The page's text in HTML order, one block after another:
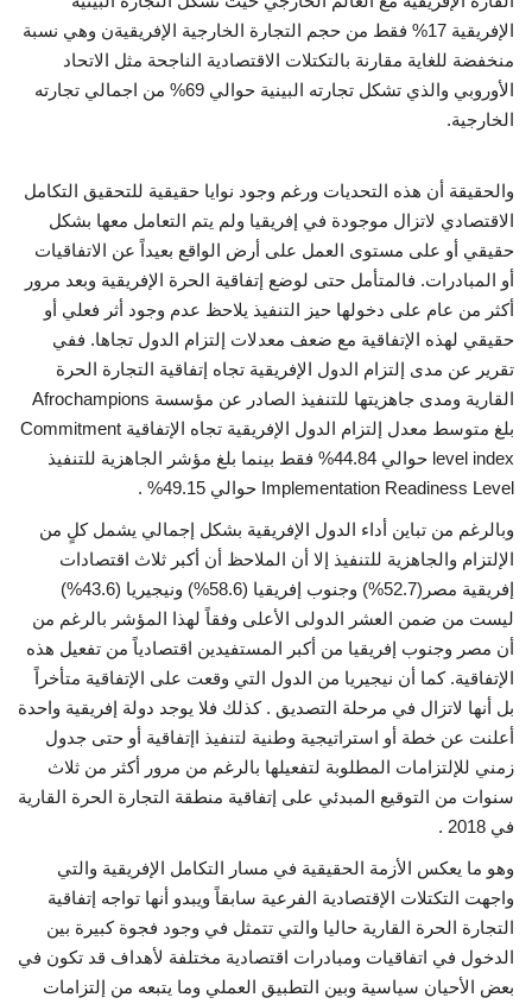
الإفريقية 17% فقط من حجم التجارة الخارجية الإفريقيةن وهي نسبة
منخفضة للغاية مقارنة بالتكتلات الاقتصادية الناجحة مثل الاتحاد
الأوروبي والذي تشكل تجارته البينية حوالي 69% من اجمالي تجارته
الخارجية.
والحقيقة أن هذه التحديات ورغم وجود نوايا حقيقية للتحقيق التكامل
الاقتصادي لاتزال موجودة في إفريقيا ولم يتم التعامل معها بشكل
حقيقي أو على مستوى العمل على أرض الواقع بعيداً عن الاتفاقيات
أو المبادرات. فالمتأمل حتى لوضع إتفاقية الحرة الإفريقية وبعد مرور
أكثر من عام على دخولها حيز التنفيذ يلاحظ عدم وجود أثر فعلي أو
حقيقي لهذه الإتفاقية مع ضعف معدلات إلتزام الدول تجاها. ففي
تقرير عن مدى إلتزام الدول الإفريقية تجاه إتفاقية التجارة الحرة
القارية ومدى جاهزيتها للتنفيذ الصادر عن مؤسسة Afrochampions
بلغ متوسط معدل إلتزام الدول الإفريقية تجاه الإتفاقية Commitment
level index حوالي 44.84% فقط بينما بلغ مؤشر الجاهزية للتنفيذ
Implementation Readiness Level حوالي 49.15% .
وبالرغم من تباين أداء الدول الإفريقية بشكل إجمالي يشمل كلٍ من
الإلتزام والجاهزية للتنفيذ إلا أن الملاحظ أن أكبر ثلاث اقتصادات
إفريقية مصر(52.7%) وجنوب إفريقيا (58.6%) ونيجيريا (43.6%)
ليست من ضمن العشر الدولى الأعلى وفقاً لهذا المؤشر بالرغم من
أن مصر وجنوب إفريقيا من أكبر المستفيدين اقتصادياً من تفعيل هذه
الإتفاقية. كما أن نيجيريا من الدول التي وقعت على الإتفاقية متأخراً
بل أنها لاتزال في مرحلة التصديق . كذلك فلا يوجد دولة إفريقية واحدة
أعلنت عن خطة أو استراتيجية وطنية لتنفيذ اإتفاقية أو حتى جدول
زمني للإلتزامات المطلوبة لتفعيلها بالرغم من مرور أكثر من ثلاث
سنوات من التوقيع المبدئي على إتفاقية منطقة التجارة الحرة القارية
في 2018 .
وهو ما يعكس الأزمة الحقيقية في مسار التكامل الإفريقية والتي
واجهت التكتلات الإقتصادية الفرعية سابقاً ويبدو أنها تواجه إتفاقية
التجارة الحرة القارية حاليا والتي تتمثل في وجود فجوة كبيرة بين
الدخول في اتفاقيات ومبادرات اقتصادية مختلفة لأهداف قد تكون في
بعض الأحيان سياسية وبين التطبيق العملي وما يتبعه من إلتزامات